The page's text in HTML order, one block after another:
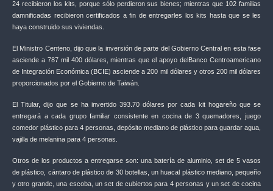
24 recibieron los kits, porque sólo perdieron sus bienes; mientras que 102 familias
damnificadas recibieron certificados a fin de entregarles los kits hasta que se les
haya construido sus viviendas.
El Ministro Centeno, dijo que la inversión de parte del Gobierno Central en esta fase
asciende a 787 mil 400 dólares, mientras que el apoyo delBanco Centroamericano
de Integración Económica (BCIE) asciende a 200 mil dólares y otros 200 mil dólares
proporcionados por el Gobierno de Taiwán.
El Titular, dijo que se ha invertido 393.70 dólares por cada kit hogareño que se
entregará a cada grupo familiar consistente en cocina de 3 quemadores, juego
comedor plástico para 4 personas, depósito mediano de plástico para guardar agua,
vajilla de melanina para 4 personas.
Otros de los productos a entregarse son: una batería de aluminio, set de 5 vasos
de plástico, cántaro de plástico de 30 botellas, un huacal plástico mediano, pequeño
y otro grande, una escoba, un set de cubiertos para 4 personas y un set de cocina